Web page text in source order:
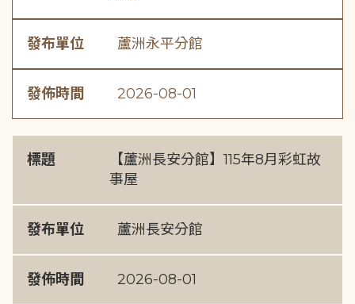
發布單位 蘆洲永平分館
發佈時間 2026-08-01
標題
【蘆洲長安分館】115年8月彩虹故
事屋
發布單位 蘆洲長安分館
發佈時間 2026-08-01